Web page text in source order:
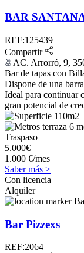
BAR
REF:125439
Compartir
AC. Arrorró, 9,
Bar de tapas con
Dispone de una
Ideal para continuar
gran potencial de
110m2
6
Traspaso
5.000€
1.000 €/mes
Saber más >
Con licencia
Alquiler
Bar Pizzexs
REF:2064